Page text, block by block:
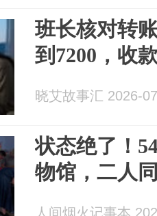
班长核对转
到7200，收
晓艾故事汇 2026-
状态绝了！
物馆，二人
人间烟火记事本